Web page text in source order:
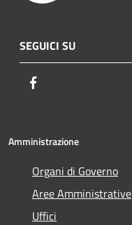
SEGUICI SU
Amministrazione
Organi di Governo
Aree Amministrative
Uffici